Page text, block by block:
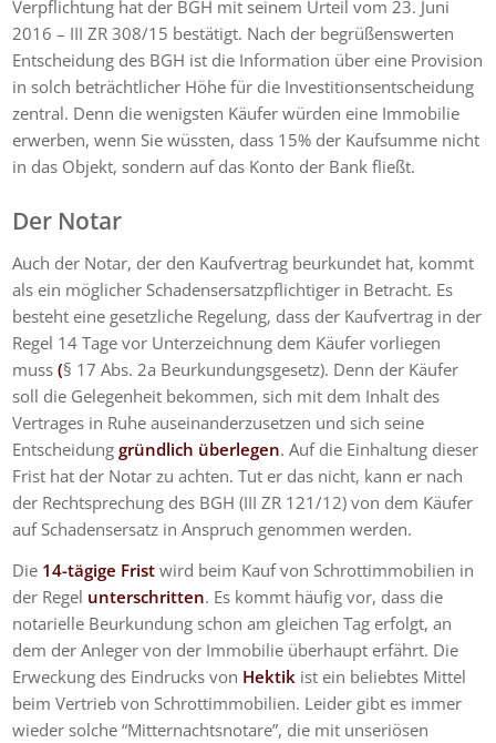
Verpflichtung hat der BGH mit seinem Urteil vom 23. Juni
2016 – III ZR 308/15 bestätigt. Nach der begrüßenswerten
Entscheidung des BGH ist die Information über eine Provision
in solch beträchtlicher Höhe für die Investitionsentscheidung
zentral. Denn die wenigsten Käufer würden eine Immobilie
erwerben, wenn Sie wüssten, dass 15% der Kaufsumme nicht
in das Objekt, sondern auf das Konto der Bank fließt.
Der Notar
Auch der Notar, der den Kaufvertrag beurkundet hat, kommt
als ein möglicher Schadensersatzpflichtiger in Betracht. Es
besteht eine gesetzliche Regelung, dass der Kaufvertrag in der
Regel 14 Tage vor Unterzeichnung dem Käufer vorliegen
muss(§ 17 Abs. 2a Beurkundungsgesetz). Denn der Käufer
soll die Gelegenheit bekommen, sich mit dem Inhalt des
Vertrages in Ruhe auseinanderzusetzen und sich seine
Entscheidunggründlich überlegen. Auf die Einhaltung dieser
Frist hat der Notar zu achten. Tut er das nicht, kann er nach
der Rechtsprechung des BGH (III ZR 121/12) von dem Käufer
auf Schadensersatz in Anspruch genommen werden.
Die 14-tägige Frist wird beim Kauf von Schrottimmobilien in
der Regel unterschritten. Es kommt häufig vor, dass die
notarielle Beurkundung schon am gleichen Tag erfolgt, an
dem der Anleger von der Immobilie überhaupt erfährt. Die
Erweckung des Eindrucks von Hektik ist ein beliebtes Mittel
beim Vertrieb von Schrottimmobilien. Leider gibt es immer
wieder solche “Mitternachtsnotare”, die mit unseriösen